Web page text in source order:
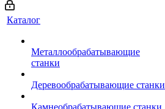
Каталог
Металлообрабатывающие
станки
Деревообрабатывающие станки
Камнеобрабатывающие станки